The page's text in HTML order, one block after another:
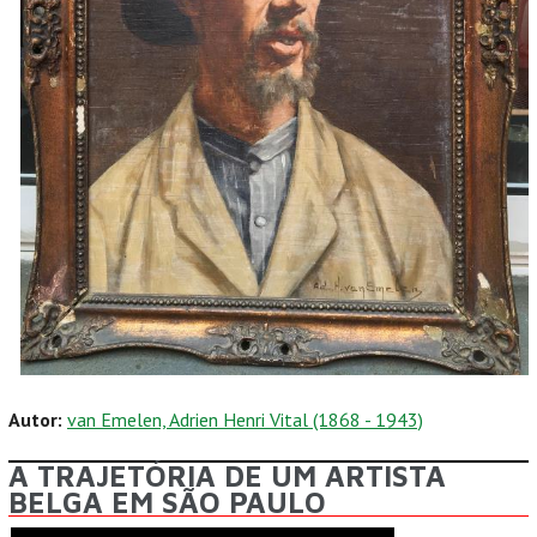
Autor: van Emelen, Adrien Henri Vital (1868 - 1943)
A TRAJETÓRIA DE UM ARTISTA
BELGA EM SÃO PAULO